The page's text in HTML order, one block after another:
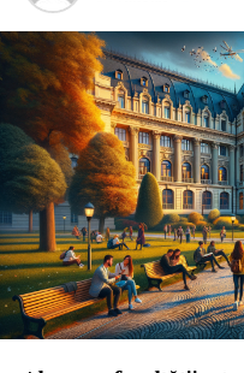
familie.
Beneficiile
mame și copii
Consilierea mamei și a
îmbunătățirea relației
și alte beneficii
Îmbunătățirea
Unul dintre cele
dintre părinți și